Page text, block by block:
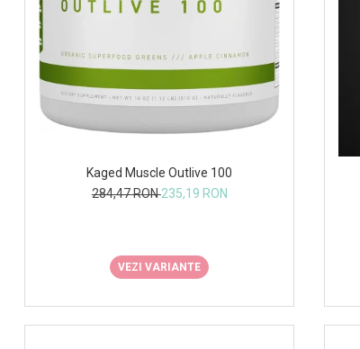
Kaged Muscle Outlive 100
284,47 RON235,19 RON
VEZI VARIANTE